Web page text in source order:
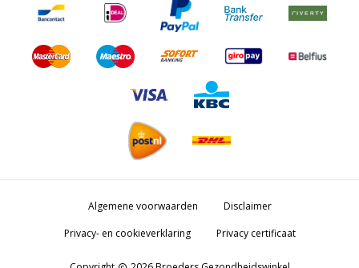
Algemene voorwaarden
Disclaimer
Privacy- en cookieverklaring
Privacy certificaat